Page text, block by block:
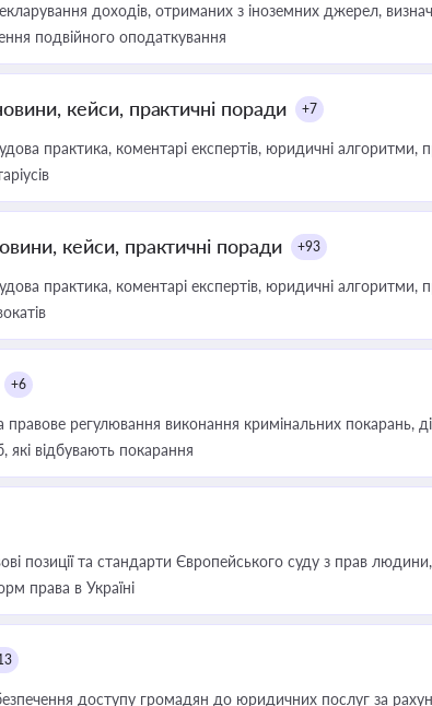
доходів, отриманих з іноземних джерел,
подвійного оподаткування
кейси, практичні поради +7
практика, коментарі експертів, юридичні алгоритми,
кейси, практичні поради +93
практика, коментарі експертів, юридичні алгоритми,
+6
регулювання виконання кримінальних покарань,
які відбувають покарання
позиції та стандарти Європейського суду з прав
права в Україні
доступу громадян до юридичних послуг за